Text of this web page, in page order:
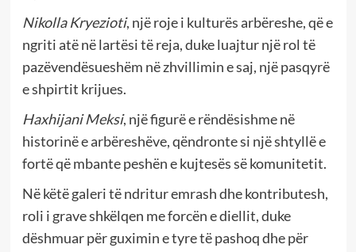
Nikolla Kryezioti, një roje i kulturës arbëreshe, që e
ngriti atë në lartësi të reja, duke luajtur një rol të
pazëvendësueshëm në zhvillimin e saj, një pasqyrë
e shpirtit krijues.
Haxhijani Meksi, një figurë e rëndësishme në
historinë e arbëreshëve, qëndronte si një shtyllë e
fortë që mbante peshën e kujtesës së komunitetit.
Në këtë galeri të ndritur emrash dhe kontributesh,
roli i grave shkëlqen me forcën e diellit, duke
dëshmuar për guximin e tyre të pashoq dhe për